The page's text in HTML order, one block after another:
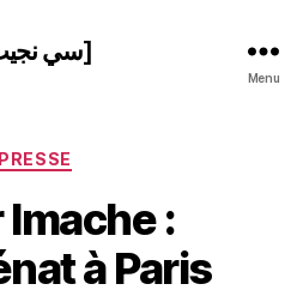
[سي نجيب]
Menu
Catégories
PRESSE
:
à Paris
a
S